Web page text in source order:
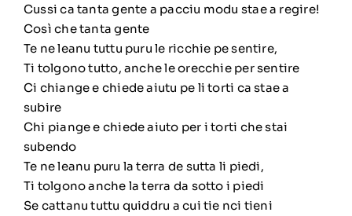
Cussi ca tanta gente a pacciu modu stae a regire!
Così che tanta gente
Te ne leanu tuttu puru le ricchie pe sentire,
Ti tolgono tutto, anche le orecchie per sentire
Ci chiange e chiede aiutu pe li torti ca stae a
subire
Chi piange e chiede aiuto per i torti che stai
subendo
Te ne leanu puru la terra de sutta li piedi,
Ti tolgono anche la terra da sotto i piedi
Se cattanu tuttu quiddru a cui tie nci tieni